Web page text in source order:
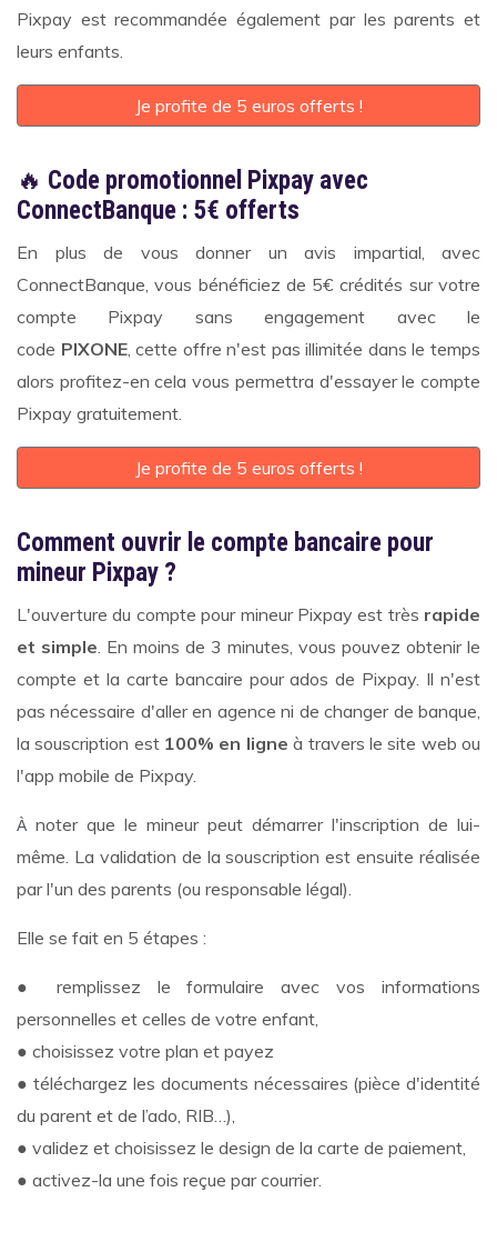
Pixpay est recommandée également par les parents et
leurs enfants.
Je profite de 5 euros offerts !
🔥 Code promotionnel Pixpay avec
ConnectBanque : 5€ offerts
En plus de vous donner un avis impartial, avec
ConnectBanque, vous bénéficiez de 5€ crédités sur votre
compte Pixpay sans engagement avec le
code PIXONE, cette offre n'est pas illimitée dans le temps
alors profitez-en cela vous permettra d'essayer le compte
Pixpay gratuitement.
Je profite de 5 euros offerts !
Comment ouvrir le compte bancaire pour
mineur Pixpay ?
L'ouverture du compte pour mineur Pixpay est très rapide
et simple. En moins de 3 minutes, vous pouvez obtenir le
compte et la carte bancaire pour ados de Pixpay. Il n'est
pas nécessaire d'aller en agence ni de changer de banque,
la souscription est 100% en ligne à travers le site web ou
l'app mobile de Pixpay.
À noter que le mineur peut démarrer l'inscription de lui-
même. La validation de la souscription est ensuite réalisée
par l'un des parents (ou responsable légal).
Elle se fait en 5 étapes :
● remplissez le formulaire avec vos informations
personnelles et celles de votre enfant,
● choisissez votre plan et payez
● téléchargez les documents nécessaires (pièce d'identité
du parent et de l’ado, RIB…),
● validez et choisissez le design de la carte de paiement,
● activez-la une fois reçue par courrier.